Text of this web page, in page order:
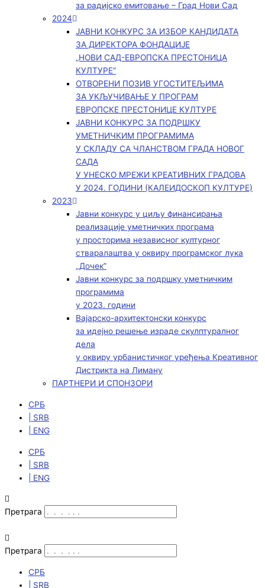
за радијско емитовање – Град Нови Сад
2024
ЈАВНИ КОНКУРС ЗА ИЗБОР КАНДИДАТА
ЗА ДИРЕКТОРА ФОНДАЦИЈЕ
„НОВИ САД-ЕВРОПСКА ПРЕСТОНИЦА
КУЛТУРЕ“
ОТВОРЕНИ ПОЗИВ УГОСТИТЕЉИМА
ЗА УКЉУЧИВАЊЕ У ПРОГРАМ
ЕВРОПСКЕ ПРЕСТОНИЦЕ КУЛТУРЕ
ЈАВНИ КОНКУРС ЗА ПОДРШКУ
УМЕТНИЧКИМ ПРОГРАМИМА
У СКЛАДУ СА ЧЛАНСТВОМ ГРАДА НОВОГ
САДА
У УНЕСКО МРЕЖИ КРЕАТИВНИХ ГРАДОВА
У 2024. ГОДИНИ (КАЛЕИДОСКОП КУЛТУРЕ)
2023
Јавни конкурс у циљу финансирања
реализације уметничких програма
у просторима независног културног
стваралаштва у оквиру програмског лука
„Дочек”
Јавни конкурс за подршку уметничким
програмима
у 2023. години
Вајарско-архитектонски конкурс
за идејно решење израде скулптуралног
дела
у оквиру урбанистичког уређења Креативног
Дистрикта на Лиману
ПАРТНЕРИ И СПОНЗОРИ
СРБ
| SRB
| ENG
СРБ
| SRB
| ENG
Претрага
Претрага
СРБ
| SRB